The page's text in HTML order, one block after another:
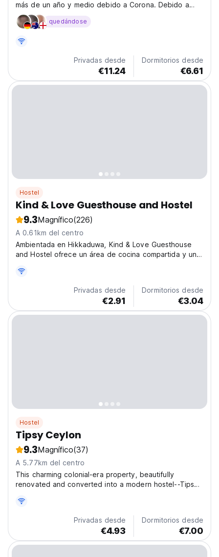
más de un año y medio debido a Corona. Debido a
esto, desafortunadamente, no podemos ofrecer
nuestro servicio completo y anterior. Nuestro
un pequeño menú....
quedándose
Privadas desde
€11.24
Dormitorios desde
€6.61
Hostel
Kind & Love Guesthouse and Hostel
9.3Magnífico(226)
A 0.61km del centro
Ambientada en Hikkaduwa, Kind & Love Guesthouse
and Hostel ofrece un área de cocina compartida y un
Privadas desde
€2.91
Dormitorios desde
€3.04
Hostel
Tipsy Ceylon
9.3Magnífico(37)
A 5.77km del centro
This charming colonial-era property, beautifully
renovated and converted into a modern hostel--Tipsy
land. The house exudes a timeless charm with its
classic architecture, spacious verandas, and elegant...
Privadas desde
€4.93
Dormitorios desde
€7.00